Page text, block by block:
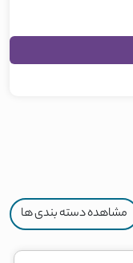
مشاهده دسته بندی ها